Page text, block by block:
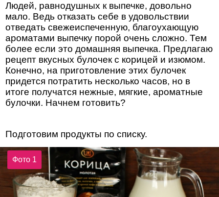
Людей, равнодушных к выпечке, довольно
мало. Ведь отказать себе в удовольствии
отведать свежеиспеченную, благоухающую
ароматами выпечку порой очень сложно. Тем
более если это домашняя выпечка. Предлагаю
рецепт вкусных булочек с корицей и изюмом.
Конечно, на приготовление этих булочек
придется потратить несколько часов, но в
итоге получатся нежные, мягкие, ароматные
булочки. Начнем готовить?
Подготовим продукты по списку.
Фото 1